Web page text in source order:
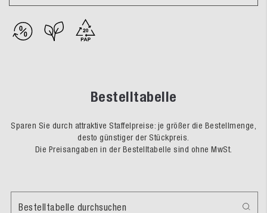
Bestelltabelle
Sparen Sie durch attraktive Staffelpreise: je größer die Bestellmenge,
desto günstiger der Stückpreis.
Die Preisangaben in der Bestelltabelle sind ohne MwSt.
Bestelltabelle durchsuchen